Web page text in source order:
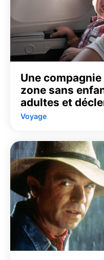
Une
zone sans
adultes et
Voyage